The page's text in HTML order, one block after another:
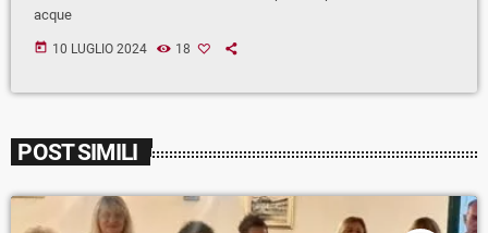
acque
today 10 LUGLIO 2024 18
POST SIMILI